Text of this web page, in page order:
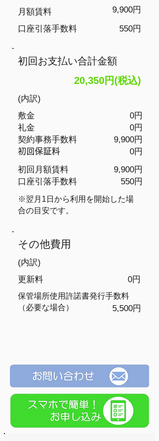
月額賃料
9,900円
​口座引落手数料
550円
初回お支払い合計金額
20,350円(税込)
(内訳)
敷金
0円
礼金
0円
​契約事務手数料
9,900円
​初回保証料
0円
初回月額賃料
9,900円
​口座引落手数料
550円
​※翌月1日から利用を開始した場
合の目安です。
​その他費用
(内訳)
​更新料
0円
保管場所使用許諾書発行手数料
（必要な場合）
5,500円